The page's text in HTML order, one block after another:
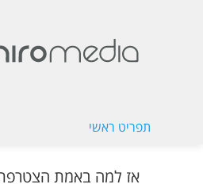
תפריט ראשי
אז למה באמת